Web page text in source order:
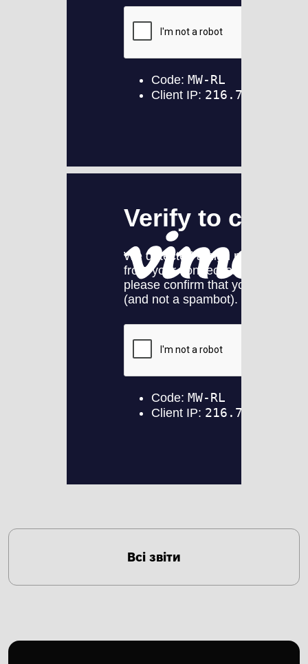
Всі звіти